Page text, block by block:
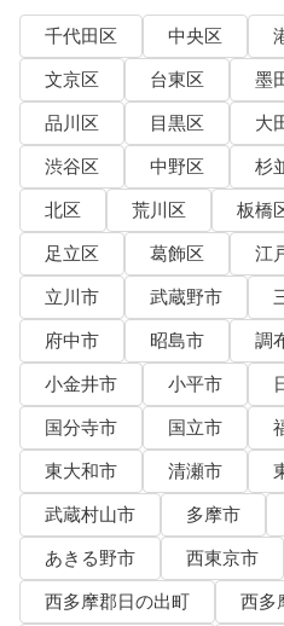
千代田区 中央区
文京区
台東区 墨
品川区
目黒区 大
渋谷区
中野区 杉
北区
荒川区 板橋
足立区
葛飾区 江
立川市
武蔵野市
府中市
昭島市 調
小金井市
小平市
国分寺市
国立市
東大和市
清瀬市
武蔵村山市
多摩市
あきる野市
西東京市
西多摩郡日の出町
西多